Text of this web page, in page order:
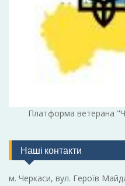
Платформа ветерана
Наші контакти
м. Черкаси, вул. Героїв